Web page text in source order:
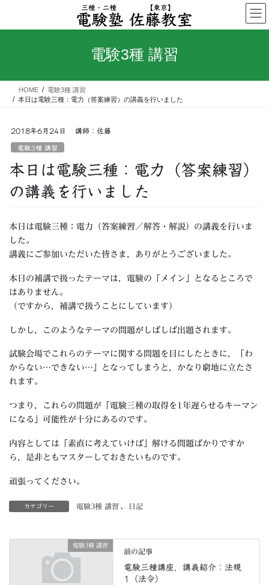
テ
ス
ゲ
ン
電験3種 講習
HOME
電験3種 講習
本日は電験三種：電力（答案練習）の講義を行いました
2018年6月24日 講師：佐藤
電験3種 講習
本日は電験三種：電力（答案練習）
の講義を行いました
本日は電験三種：電力（答案練習／解答・解説）の講義を行いま
した。
講義にご参加いただいた皆さま，ありがとうございました。
本日の補講で扱ったテーマは，電験の「メイン」となるところで
はありません。
（ですから，補講で扱うことにしています）
しかし，このようなテーマの問題がしばしば出題されます。
試験会場でこれらのテーマに関する問題を目にしたときに，「わ
からない…できない…」となってしまうと，かなり窮地に立たさ
れます。
つまり，これらの問題が「電験三種の取得を1年遅らせるキーマン
になる」可能性が十分にあるのです。
内容としては「素直に考えていけば」解ける問題ばかりですか
ら，是非ともマスターしておきたいものです。
頑張ってください。
カテゴリー 電験3種 講習 、 日記
電験3種 講習
前の記事
電験三種講座，講義紹介：法規
1（法令）